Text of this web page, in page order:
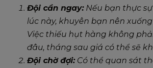
Đội cần ngay: Nếu bạn thực
lúc này, khuyên bạn nên
Việc thiếu hụt hàng không
đâu, tháng sau giá có thể sẽ
Đội chờ đợi: Có thể quan sát